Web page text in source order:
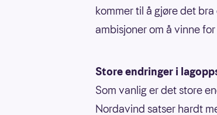
kommer til å gjøre det
ambisjoner om å vinne
Store endringer i
Som vanlig er det store
Nordavind satser hardt